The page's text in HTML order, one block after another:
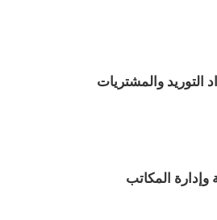
التوريد والمشتريات
وإدارة المكاتب